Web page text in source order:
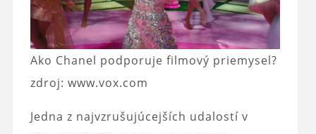
Ako Chanel podporuje filmový priemysel?
zdroj: www.vox.com
Jedna z najvzrušujúcejších udalostí v